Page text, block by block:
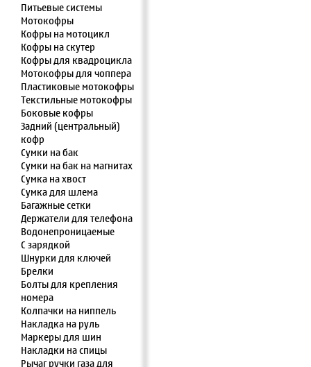
Питьевые системы
Мотокофры
Кофры на мотоцикл
Кофры на скутер
Кофры для квадроцикла
Мотокофры для чоппера
Пластиковые мотокофры
Текстильные мотокофры
Боковые кофры
Задний (центральный)
кофр
Сумки на бак
Сумки на бак на магнитах
Сумка на хвост
Сумка для шлема
Багажные сетки
Держатели для телефона
Водонепроницаемые
С зарядкой
Шнурки для ключей
Брелки
Болты для крепления
номера
Колпачки на ниппель
Накладка на руль
Маркеры для шин
Накладки на спицы